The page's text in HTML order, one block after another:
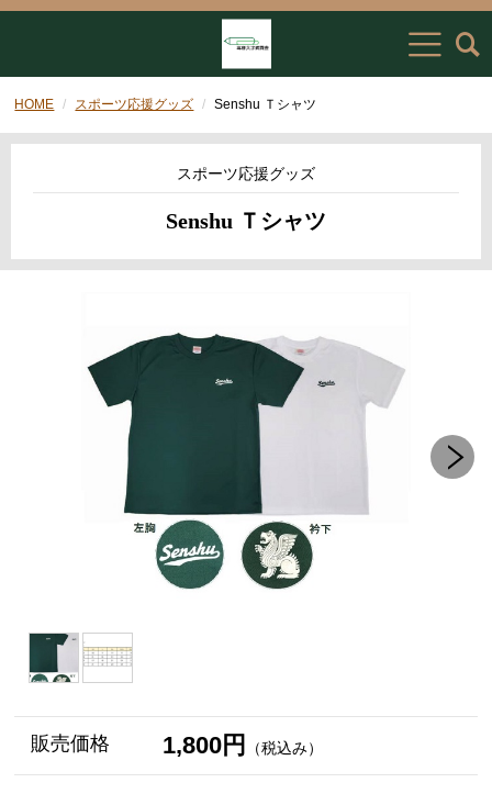
HOME スポーツ応援グッズ Senshu Ｔシャツ
スポーツ応援グッズ
Senshu Ｔシャツ
販売価格 1,800円 （税込み）